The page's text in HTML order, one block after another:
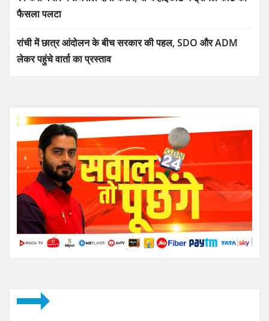
फैसला पलटा
रांची में छात्र आंदोलन के बीच सरकार की पहल, SDO और ADM
लेकर पहुंचे वार्ता का प्रस्ताव